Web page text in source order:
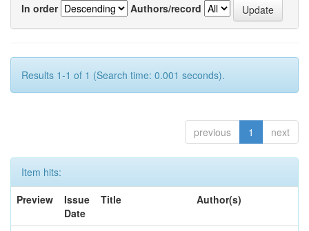
In order
Authors/record
Results 1-1 of 1 (Search time: 0.001 seconds).
previous 1 next
Item hits:
Preview
Issue
Date
Title Author(s)